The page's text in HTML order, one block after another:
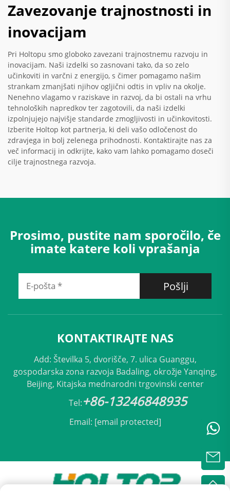
Zavezovanje trajnostnosti in
inovacijam
Pri Holtopu smo globoko zavezani trajnostnemu razvoju in
inovacijam. Naši izdelki so zasnovani tako, da so zelo
učinkoviti in varčni z energijo, s čimer pomagamo našim
strankam zmanjšati njihov ogljični odtis in vpliv na okolje.
Nenehno vlagamo v raziskave in razvoj, da bi ostali na vrhu
tehnoloških napredkov ter zagotovili, da naši izdelki
izpolnjujejo najvišje standarde zmogljivosti in učinkovitosti.
Izberite Holtop kot partnerja, ki deli vašo odločenost do
zdravjega in bolj zelenega prihodnosti. Kontaktirajte nas za
več informacij in odkrijte, kako vam lahko pomagamo doseči
cilje trajnostnega razvoja.
Prosimo, pustite nam sporočilo, če
imate katere koli vprašanja
Pošlji
KONTAKTIRAJTE NAS
Add: Številka 5, dvorišče, 7. ulica Guanggu,
gospodarska zona razvoja Badaling, okrožje Yanqing,
Beijing, Kitajska mednarodni trgovinski center
Tel:+86-13246848935
Email: [email protected]